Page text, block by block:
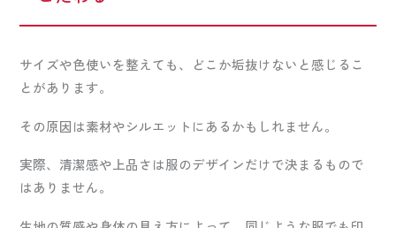
サイズや色使いを整えても、どこか垢抜けないと感じるこ
とがあります。
その原因は素材やシルエットにあるかもしれません。
実際、清潔感や上品さは服のデザインだけで決まるもので
はありません。